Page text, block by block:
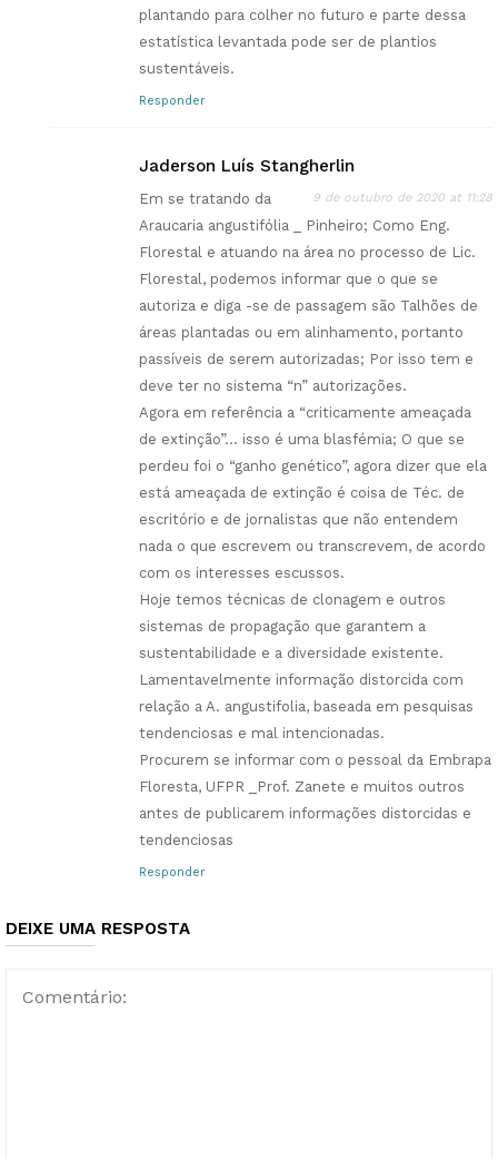
plantando para colher no futuro e parte dessa
estatística levantada pode ser de plantios
sustentáveis.
Responder
Jaderson Luís Stangherlin
9 de outubro de 2020 at 11:28
Em se tratando da
Araucaria angustifólia _ Pinheiro; Como Eng.
Florestal e atuando na área no processo de Lic.
Florestal, podemos informar que o que se
autoriza e diga -se de passagem são Talhões de
áreas plantadas ou em alinhamento, portanto
passíveis de serem autorizadas; Por isso tem e
deve ter no sistema “n” autorizações.
Agora em referência a “criticamente ameaçada
de extinção”… isso é uma blasfémia; O que se
perdeu foi o “ganho genético”, agora dizer que ela
está ameaçada de extinção é coisa de Téc. de
escritório e de jornalistas que não entendem
nada o que escrevem ou transcrevem, de acordo
com os interesses escussos.
Hoje temos técnicas de clonagem e outros
sistemas de propagação que garantem a
sustentabilidade e a diversidade existente.
Lamentavelmente informação distorcida com
relação a A. angustifolia, baseada em pesquisas
tendenciosas e mal intencionadas.
Procurem se informar com o pessoal da Embrapa
Floresta, UFPR _Prof. Zanete e muitos outros
antes de publicarem informações distorcidas e
tendenciosas
Responder
DEIXE UMA RESPOSTA